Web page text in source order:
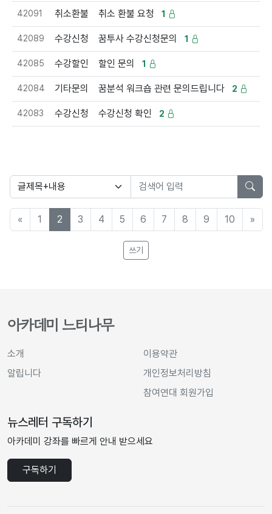
42091 취소환불 취소 환불 요청 1
42089 수강신청 꿈투사 수강신청문의 1
42085 수강할인 할인 문의 1
42084 기타문의 꿈분석 워크숍 관련 문의드립니다 2
42083 수강신청 수강신청 확인 2
« 1 2 3 4 5 6 7 8 9 10 »
쓰기
아카데미 느티나무
소개
알립니다
이용약관
개인정보처리방침
참여연대 회원가입
뉴스레터 구독하기
아카데미 강좌를 빠르게 안내 받으세요
구독하기